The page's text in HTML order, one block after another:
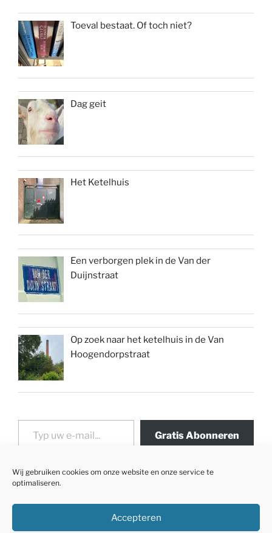
Wij gebruiken cookies om onze website en onze service te
optimaliseren.
Accepteren
Toeval bestaat. Of toch niet?
Dag geit
Het Ketelhuis
Een verborgen plek in de Van der
Duijnstraat
Op zoek naar het ketelhuis in de Van
Hoogendorpstraat
Typ uw e-mail...
Gratis Abonneren